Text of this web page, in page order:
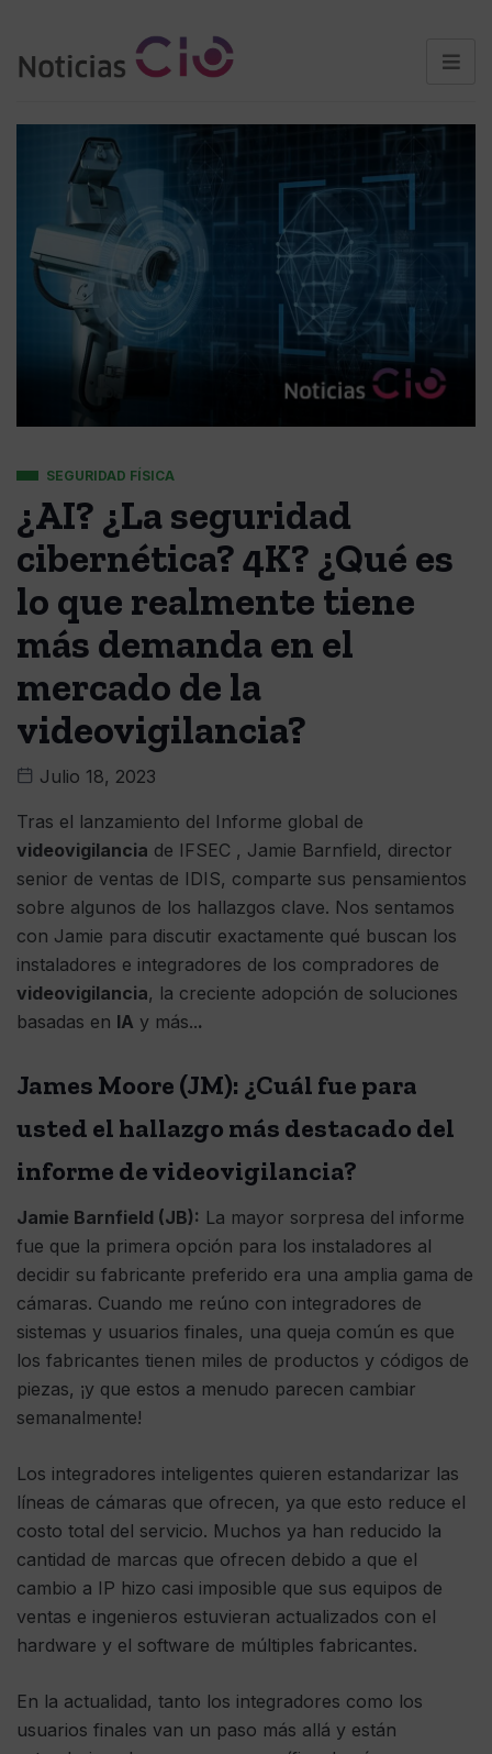
SEGURIDAD FÍSICA
¿AI? ¿La seguridad
cibernética? 4K? ¿Qué es
lo que realmente tiene
más demanda en el
mercado de la
videovigilancia?
Julio 18, 2023
Tras el lanzamiento del Informe global de
videovigilancia de IFSEC , Jamie Barnfield, director
senior de ventas de IDIS, comparte sus pensamientos
sobre algunos de los hallazgos clave. Nos sentamos
con Jamie para discutir exactamente qué buscan los
instaladores e integradores de los compradores de
videovigilancia, la creciente adopción de soluciones
basadas en IA y más...
James Moore (JM): ¿Cuál fue para
usted el hallazgo más destacado del
informe de videovigilancia?
Jamie Barnfield (JB): La mayor sorpresa del informe
fue que la primera opción para los instaladores al
decidir su fabricante preferido era una amplia gama de
cámaras. Cuando me reúno con integradores de
sistemas y usuarios finales, una queja común es que
los fabricantes tienen miles de productos y códigos de
piezas, ¡y que estos a menudo parecen cambiar
semanalmente!
Los integradores inteligentes quieren estandarizar las
líneas de cámaras que ofrecen, ya que esto reduce el
costo total del servicio. Muchos ya han reducido la
cantidad de marcas que ofrecen debido a que el
cambio a IP hizo casi imposible que sus equipos de
ventas e ingenieros estuvieran actualizados con el
hardware y el software de múltiples fabricantes.
En la actualidad, tanto los integradores como los
usuarios finales van un paso más allá y están